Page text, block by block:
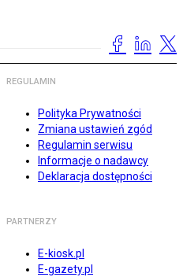
REGULAMIN
Polityka Prywatności
Zmiana ustawień zgód
Regulamin serwisu
Informacje o nadawcy
Deklaracja dostępności
PARTNERZY
E-kiosk.pl
E-gazety.pl